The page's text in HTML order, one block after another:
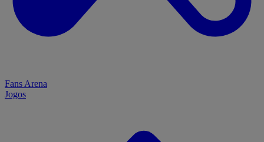
Fans Arena
Jogos